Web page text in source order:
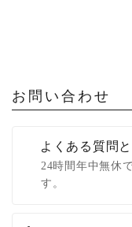
お問い合わせ
よくある質問
24時間年中無休
す。